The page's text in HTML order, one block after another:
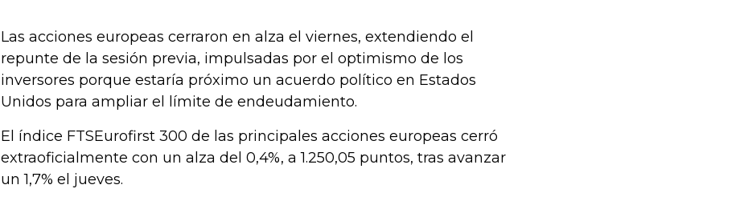
Las acciones europeas cerraron en alza el viernes, extendiendo el
repunte de la sesión previa, impulsadas por el optimismo de los
inversores porque estaría próximo un acuerdo político en Estados
Unidos para ampliar el límite de endeudamiento.
El índice FTSEurofirst 300 de las principales acciones europeas cerró
extraoficialmente con un alza del 0,4%, a 1.250,05 puntos, tras avanzar
un 1,7% el jueves.